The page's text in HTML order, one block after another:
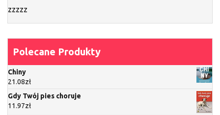
zzzzz
Polecane Produkty
Chiny
21.08zł
Gdy Twój pies choruje
11.97zł